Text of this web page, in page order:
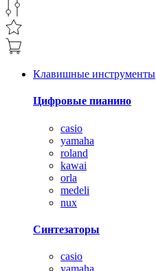
Клавишные инструменты
Цифровые пианино
casio
yamaha
roland
kawai
orla
medeli
nux
Синтезаторы
casio
yamaha